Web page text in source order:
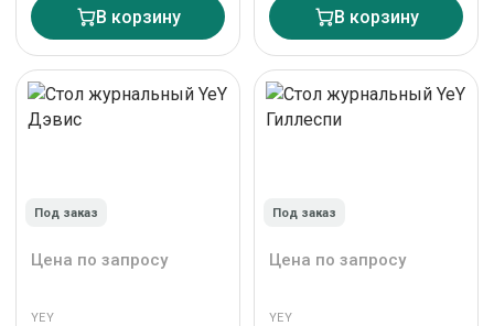
В корзину В корзину
Под заказ
Цена по запросу
YEY
Под заказ
Цена по запросу
YEY